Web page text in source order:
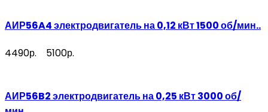
АИР56A4 электродвигатель на 0,12 кВт 1500 об/мин..
4490р. 5100р.
АИР56B2 электродвигатель на 0,25 кВт 3000 об/